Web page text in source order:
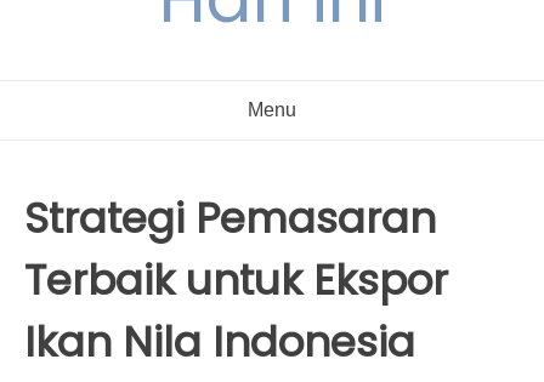
Menu
Strategi Pemasaran
Terbaik untuk Ekspor
Ikan Nila Indonesia